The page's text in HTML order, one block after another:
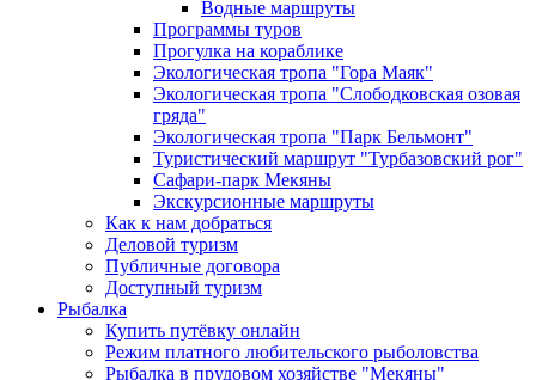
Водные маршруты
Программы туров
Прогулка на кораблике
Экологическая тропа "Гора Маяк"
Экологическая тропа "Слободковская озовая
гряда"
Экологическая тропа "Парк Бельмонт"
Туристический маршрут "Турбазовский рог"
Сафари-парк Мекяны
Экскурсионные маршруты
Как к нам добраться
Деловой туризм
Публичные договора
Доступный туризм
Рыбалка
Купить путёвку онлайн
Режим платного любительского рыболовства
Рыбалка в прудовом хозяйстве "Мекяны"